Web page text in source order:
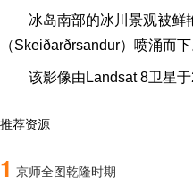
冰岛南部的冰川景观被鲜
（Skeiðarðrsandur）喷涌而
该影像由Landsat 8卫星
推荐资源
1 京师全图乾隆时期